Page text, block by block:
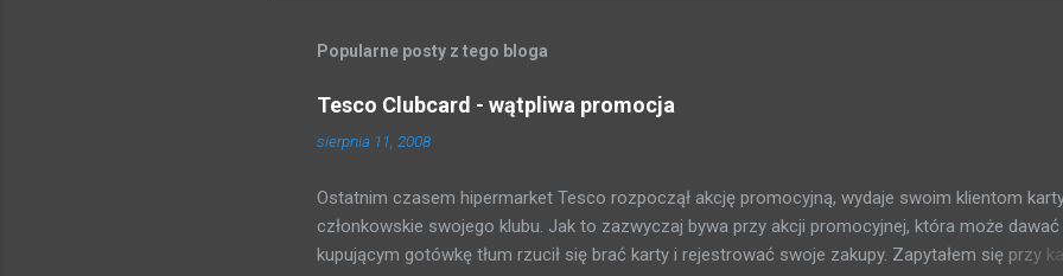
Popularne posty z tego bloga
Tesco Clubcard - wątpliwa promocja
sierpnia 11, 2008
Ostatnim czasem hipermarket Tesco rozpoczął akcję promocyjną, wydaje swoim klientom
członkowskie swojego klubu. Jak to zazwyczaj bywa przy akcji promocyjnej, która może dawać
kupującym gotówkę tłum rzucił się brać karty i rejestrować swoje zakupy. Zapytałem się przy